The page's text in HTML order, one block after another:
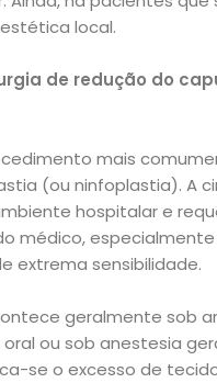
local.
de redução do
mais
(ou ninfoplastia). A
hospitalar e
médico, especialmente
extrema sensibilidade.
geralmente sob
ou sob anestesia
se o excesso de